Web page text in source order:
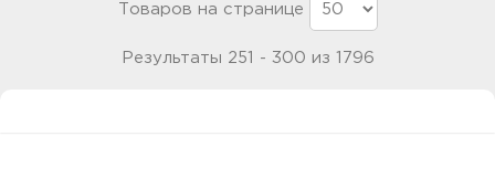
Товаров на странице
Результаты 251 - 300 из 1796